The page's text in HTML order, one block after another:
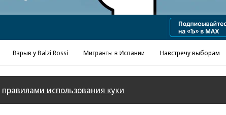
Взрыв у Balzi Rossi Мигранты в Испании Навстречу выборам
правилами использования куки